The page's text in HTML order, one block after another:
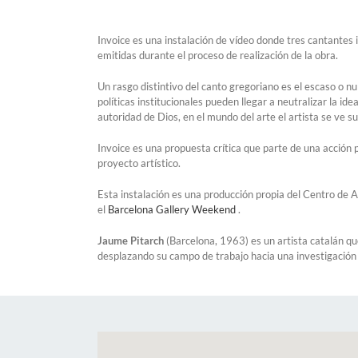
Invoice es una instalación de vídeo donde tres
emitidas durante el proceso de realización de la obra.
Un rasgo distintivo del canto gregoriano es el escaso o
políticas institucionales pueden llegar a neutralizar la
autoridad de Dios, en el mundo del arte el artista se ve
Invoice es una propuesta crítica que parte de una
proyecto artístico.
Esta instalación es una producción propia del Centro de
el Barcelona Gallery Weekend.
Jaume Pitarch (Barcelona, 1963) es un artista catalán
desplazando su campo de trabajo hacia una